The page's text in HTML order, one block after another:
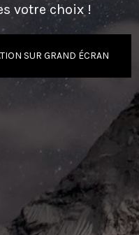
votre choix !
SUR GRAND ÉCRAN